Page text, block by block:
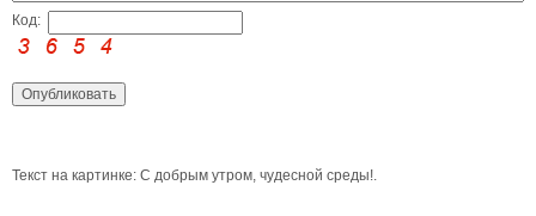
Код:
Текст на картинке: С добрым утром, чудесной среды!.